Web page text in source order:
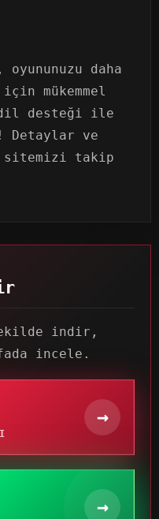
oyununuzu daha
mükemmel
dil desteği ile
Detaylar ve
takip
indir,
incele.
→
→